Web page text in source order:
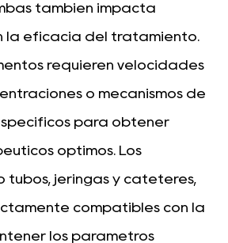
también impacta
la eficacia del tratamiento.
requieren velocidades
o mecanismos de
para obtener
óptimos. Los
tubos, jeringas y catéteres,
compatibles con la
los parámetros